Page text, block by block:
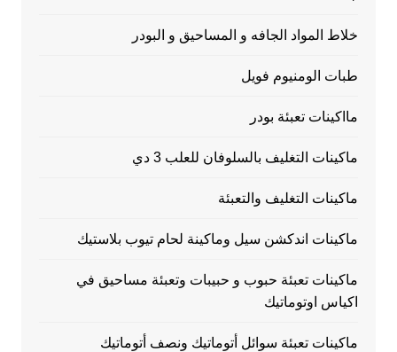
خلاط المواد الجافه و المساحيق و البودر
طبات الومنيوم فويل
مااكينات تعبئة بودر
ماكينات التغليف بالسلوفان للعلب 3 دي
ماكينات التغليف والتعبئة
ماكينات اندكشن سيل وماكينة لحام تيوب بلاستيك
ماكينات تعبئة حبوب و حبيبات وتعبئة مساحيق في
اكياس اوتوماتيك
ماكينات تعبئة سوائل أتوماتيك ونصف أتوماتيك